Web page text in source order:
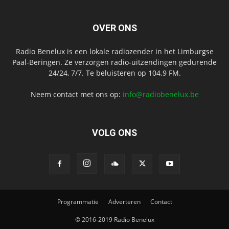
OVER ONS
Radio Benelux is een lokale radiozender in het Limburgse
Paal-Beringen. Ze verzorgen radio-uitzendingen gedurende
24/24, 7/7. Te beluisteren op 104.9 FM.
Neem contact met ons op: info@radiobenelux.be
VOLG ONS
Programmatie Adverteren Contact
© 2016-2019 Radio Benelux